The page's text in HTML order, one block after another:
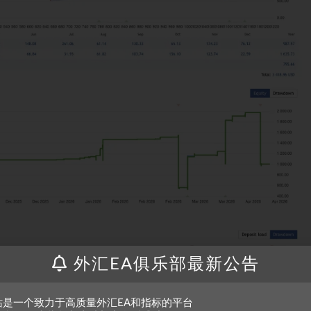
外汇EA俱乐部最新公告
是一个致力于高质量外汇EA和指标的平台